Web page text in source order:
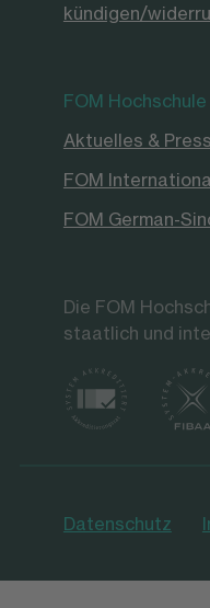
kündigen/
FOM Hochschule
Aktuelles &
FOM
FOM German-
Die FOM
staatlich und
Datenschutz